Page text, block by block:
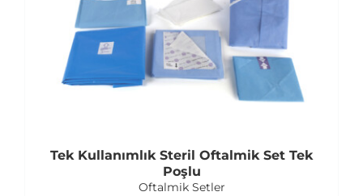
Tek Kullanımlık Steril Oftalmik Set Tek
Poşlu
Oftalmik Setler